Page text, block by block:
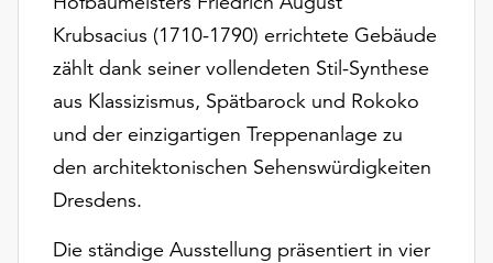
Cookies
werden
auch
ohne
Einverständnis
weiterhin
ausgeführt.
Möchten
Krubsacius (1710-1790) errichtete Gebäude
zählt dank seiner vollendeten Stil-Synthese
aus Klassizismus, Spätbarock und Rokoko
und der einzigartigen Treppenanlage zu
den architektonischen Sehenswürdigkeiten
Dresdens.
Die ständige Ausstellung präsentiert in vier